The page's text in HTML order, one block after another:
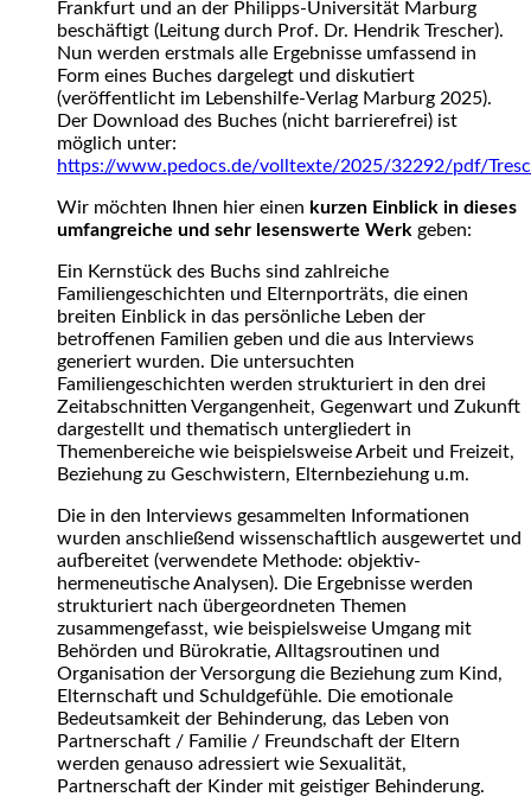
Frankfurt und an der Philipps-Universität Marburg
beschäftigt (Leitung durch Prof. Dr. Hendrik Trescher).
Nun werden erstmals alle Ergebnisse umfassend in
Form eines Buches dargelegt und diskutiert
(veröffentlicht im Lebenshilfe-Verlag Marburg 2025).
Der Download des Buches (nicht barrierefrei) ist
möglich unter:
https://www.pedocs.de/volltexte/2025/32292/pdf/
Wir möchten Ihnen hier einen kurzen Einblick in dieses
umfangreiche und sehr lesenswerte Werk geben:
Ein Kernstück des Buchs sind zahlreiche
Familiengeschichten und Elternporträts, die einen
breiten Einblick in das persönliche Leben der
betroffenen Familien geben und die aus Interviews
generiert wurden. Die untersuchten
Familiengeschichten werden strukturiert in den drei
Zeitabschnitten Vergangenheit, Gegenwart und Zukunft
dargestellt und thematisch untergliedert in
Themenbereiche wie beispielsweise Arbeit und Freizeit,
Beziehung zu Geschwistern, Elternbeziehung u.m.
Die in den Interviews gesammelten Informationen
wurden anschließend wissenschaftlich ausgewertet und
aufbereitet (verwendete Methode: objektiv-
hermeneutische Analysen). Die Ergebnisse werden
strukturiert nach übergeordneten Themen
zusammengefasst, wie beispielsweise Umgang mit
Behörden und Bürokratie, Alltagsroutinen und
Organisation der Versorgung die Beziehung zum Kind,
Elternschaft und Schuldgefühle. Die emotionale
Bedeutsamkeit der Behinderung, das Leben von
Partnerschaft / Familie / Freundschaft der Eltern
werden genauso adressiert wie Sexualität,
Partnerschaft der Kinder mit geistiger Behinderung.